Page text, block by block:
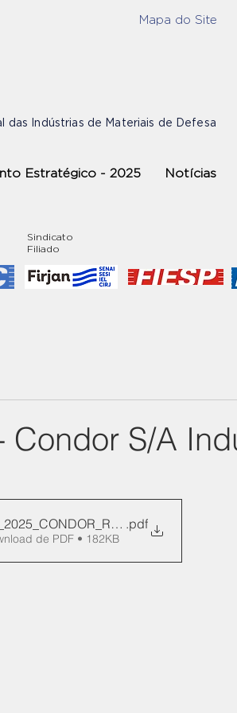
Mapa do Site
das Indústrias de Materiais de Defesa
Estratégico - 2025 Notícias
Sindicato
Filiado
Condor S/A
Manifesto
.pdf
de PDF • 182KB